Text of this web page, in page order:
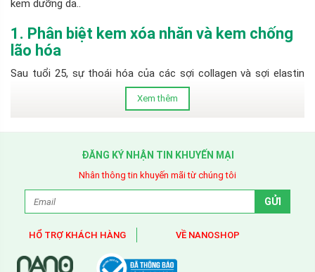
kem dưỡng da..
1. Phân biệt kem xóa nhăn và kem chống
lão hóa
Sau tuổi 25, sự thoái hóa của các sợi collagen và sợi elastin
trong da là nguyên nhân chính dẫn đến hiện tượng da kém đàn
hồi và nếp nhăn bắt đầu xuất hiện. Thấu hiểu điều này, các loại
da, điều đó hạn chế các nếp nhăn xuất hiện. "Nếp nhăn là kết
quả của quá trình lão hóa"
Trong khi đó, kem chống lão hóa thường chứa chất làm ẩm,
chống tia cực tím, chất chống oxi hóa và tái tạo tế bào mới.
Điều này làm chậm quá trình lão hóa của da, tuy nhiên trong
như trong kem xóa nhăn và ngược lại. Tuy nhiên, điều này vẫn
phẩm để sử dụng, đó cũng là cách bạn nhanh chóng đạt đến
Xem thêm
ĐĂNG KÝ NHẬN TIN KHUYẾN MẠI
Nhân thông tin khuyến mãi từ chúng tôi
HỔ TRỢ KHÁCH HÀNG VỀ NANOSHOP